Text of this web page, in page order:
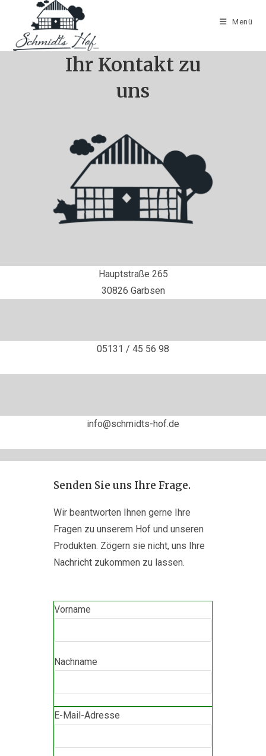
springen
Menü
Ihr Kontakt zu
uns
Hauptstraße 265
30826 Garbsen
05131 / 45 56 98
info@schmidts-hof.de
Senden Sie uns Ihre Frage.
Wir beantworten Ihnen gerne Ihre
Fragen zu unserem Hof und unseren
Produkten. Zögern sie nicht, uns Ihre
Nachricht zukommen zu lassen.
Vorname
Nachname
E-Mail-Adresse